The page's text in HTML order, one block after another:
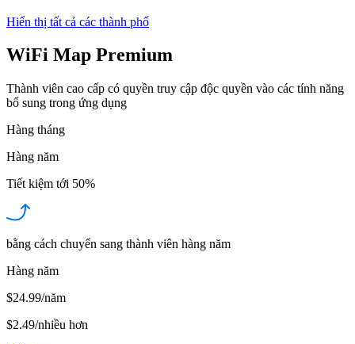
Hiển thị tất cả các thành phố
WiFi Map Premium
Thành viên cao cấp có quyền truy cập độc quyền vào các tính năng
bổ sung trong ứng dụng
Hàng tháng
Hàng năm
Tiết kiệm tới 50%
bằng cách chuyển sang thành viên hàng năm
Hàng năm
$24.99/năm
$2.49/nhiều hơn